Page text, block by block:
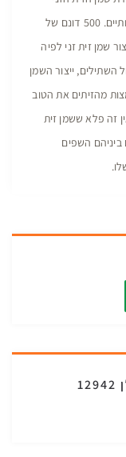
ומוביל את מהפיכת הטעמים בסדרת שמני זית איכותיים. 500 דונם של
שמן זית זני לפיה
השתילים, ייצור השמן
מהזיתים את הטוב
זה פלא ששמן זית
השפים